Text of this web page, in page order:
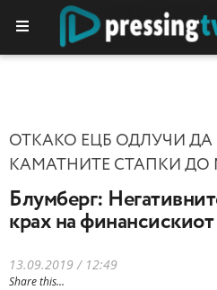
ОТКАКО ЕЦБ ОДЛУЧИ
КАМАТНИТЕ СТАПКИ ДО
Блумберг:
крах на
13.09.2019 / 12:49
Share this...